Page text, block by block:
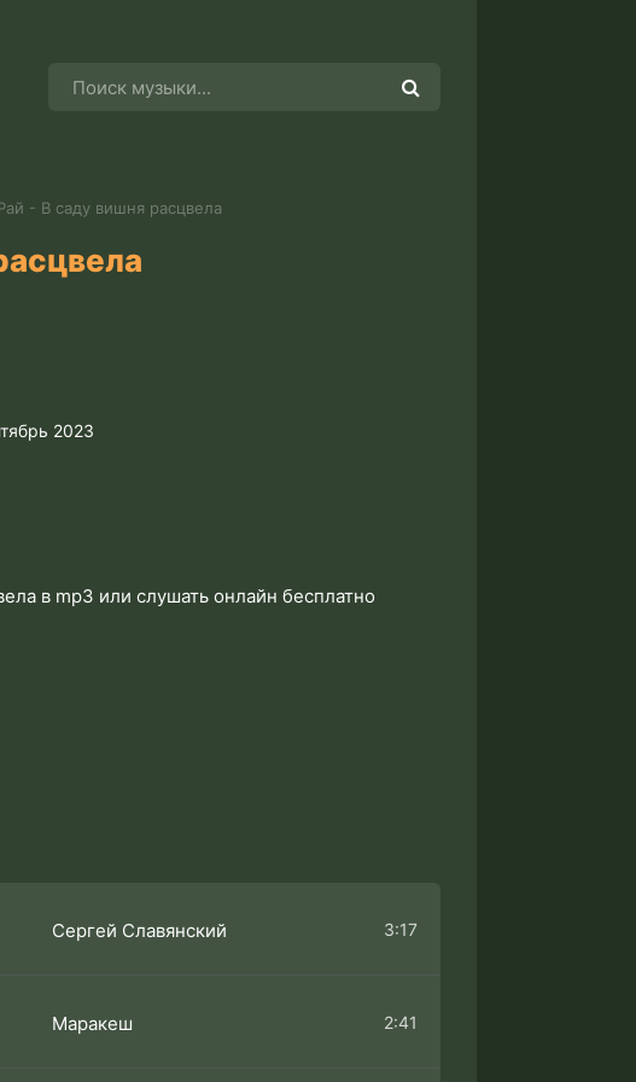
- В саду вишня расцвела
2023
в mp3 или слушать онлайн бесплатно
Сергей Славянский 3:17
Маракеш 2:41